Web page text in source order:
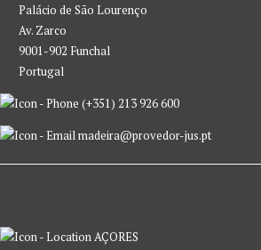
Palácio de São Lourenço
Av. Zarco
9001-902 Funchal
Portugal
(+351) 213 926 600
madeira@provedor-jus.pt
AÇORES